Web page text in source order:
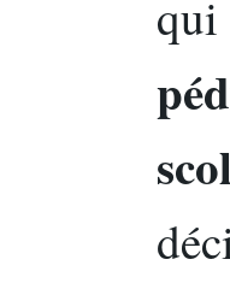
qui